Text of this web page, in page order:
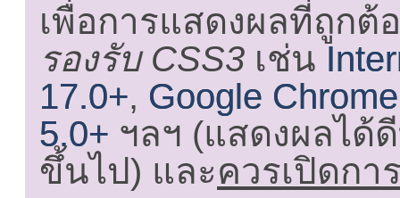
เพื่อการแสดงผลที่ถูกต้
รองรับ CSS3 เช่น
17.0+, Google
5.0+ ฯลฯ (แสดงผลได้
ขึ้นไป) และควรเปิดกา